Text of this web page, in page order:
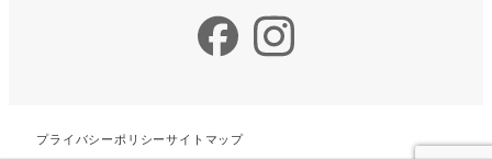
FacebookInstagram
プライバシーポリシーサイトマップ